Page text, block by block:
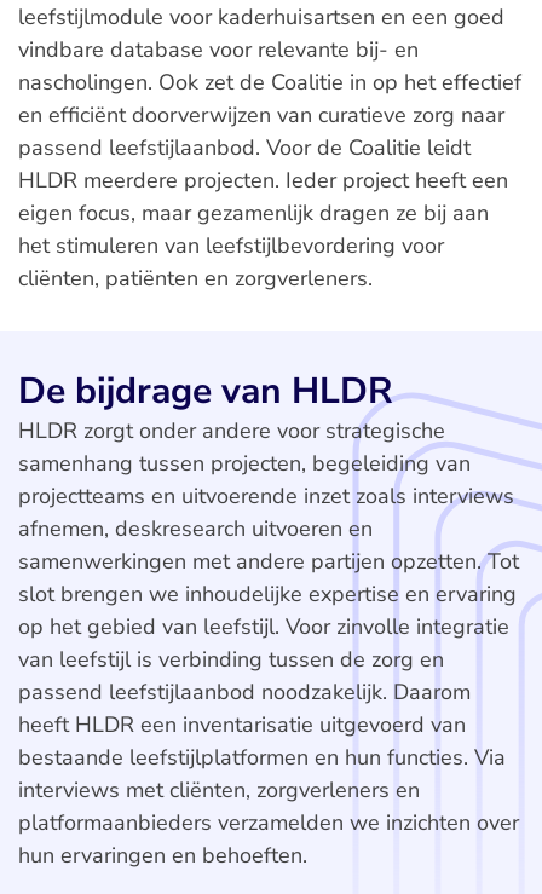
leefstijlmodule voor kaderhuisartsen en een goed
vindbare database voor relevante bij- en
nascholingen. Ook zet de Coalitie in op het effectief
en efficiënt doorverwijzen van curatieve zorg naar
passend leefstijlaanbod. Voor de Coalitie leidt
HLDR meerdere projecten. Ieder project heeft een
eigen focus, maar gezamenlijk dragen ze bij aan
het stimuleren van leefstijlbevordering voor
cliënten, patiënten en zorgverleners.
De bijdrage van HLDR
HLDR zorgt onder andere voor strategische
samenhang tussen projecten, begeleiding van
projectteams en uitvoerende inzet zoals interviews
afnemen, deskresearch uitvoeren en
samenwerkingen met andere partijen opzetten. Tot
slot brengen we inhoudelijke expertise en ervaring
op het gebied van leefstijl. Voor zinvolle integratie
van leefstijl is verbinding tussen de zorg en
passend leefstijlaanbod noodzakelijk. Daarom
heeft HLDR een inventarisatie uitgevoerd van
bestaande leefstijlplatformen en hun functies. Via
interviews met cliënten, zorgverleners en
platformaanbieders verzamelden we inzichten over
hun ervaringen en behoeften.